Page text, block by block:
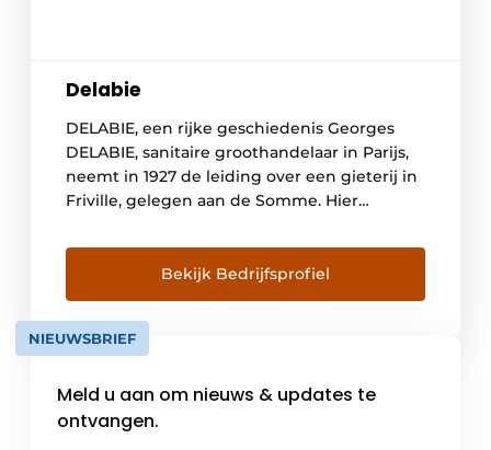
Delabie
DELABIE, een rijke geschiedenis Georges
DELABIE, sanitaire groothandelaar in Parijs,
neemt in 1927 de leiding over een gieterij in
Friville, gelegen aan de Somme. Hier
vloerhevels voor badkamers en keukens. De
volgende generaties streven steeds naar
een groei van het familiebedrijf, maar willen
de identiteit van het merk en de […]
Bekijk Bedrijfsprofiel
NIEUWSBRIEF
Meld u aan om nieuws & updates te
ontvangen.